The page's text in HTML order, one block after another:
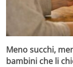
Meno succhi,
bambini che li